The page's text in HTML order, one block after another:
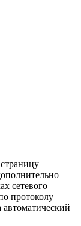
сетевого
протоколу